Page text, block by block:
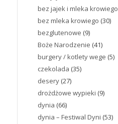
bez jajek i mleka krowiego
bez mleka krowiego (30)
bezglutenowe (9)
Boże Narodzenie (41)
burgery / kotlety wege (5)
czekolada (35)
desery (27)
drożdżowe wypieki (9)
dynia (66)
dynia – Festiwal Dyni (53)